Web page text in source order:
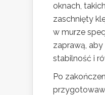
oknach,
zaschnięty
w murze
zaprawą,
stabilność i
Po